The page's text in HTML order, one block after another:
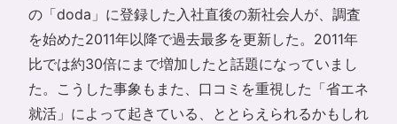
の「doda」に登録した入社直後の新社会人が、調査
を始めた2011年以降で過去最多を更新した。2011年
比では約30倍にまで増加したと話題になっていまし
た。こうした事象もまた、口コミを重視した「省エネ
就活」によって起きている、ととらえられるかもしれ